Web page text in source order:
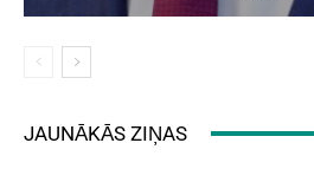
JAUNĀKĀS ZIŅAS